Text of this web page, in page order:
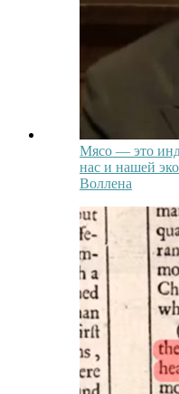
Мясо — это
нас и нашей
Воллена